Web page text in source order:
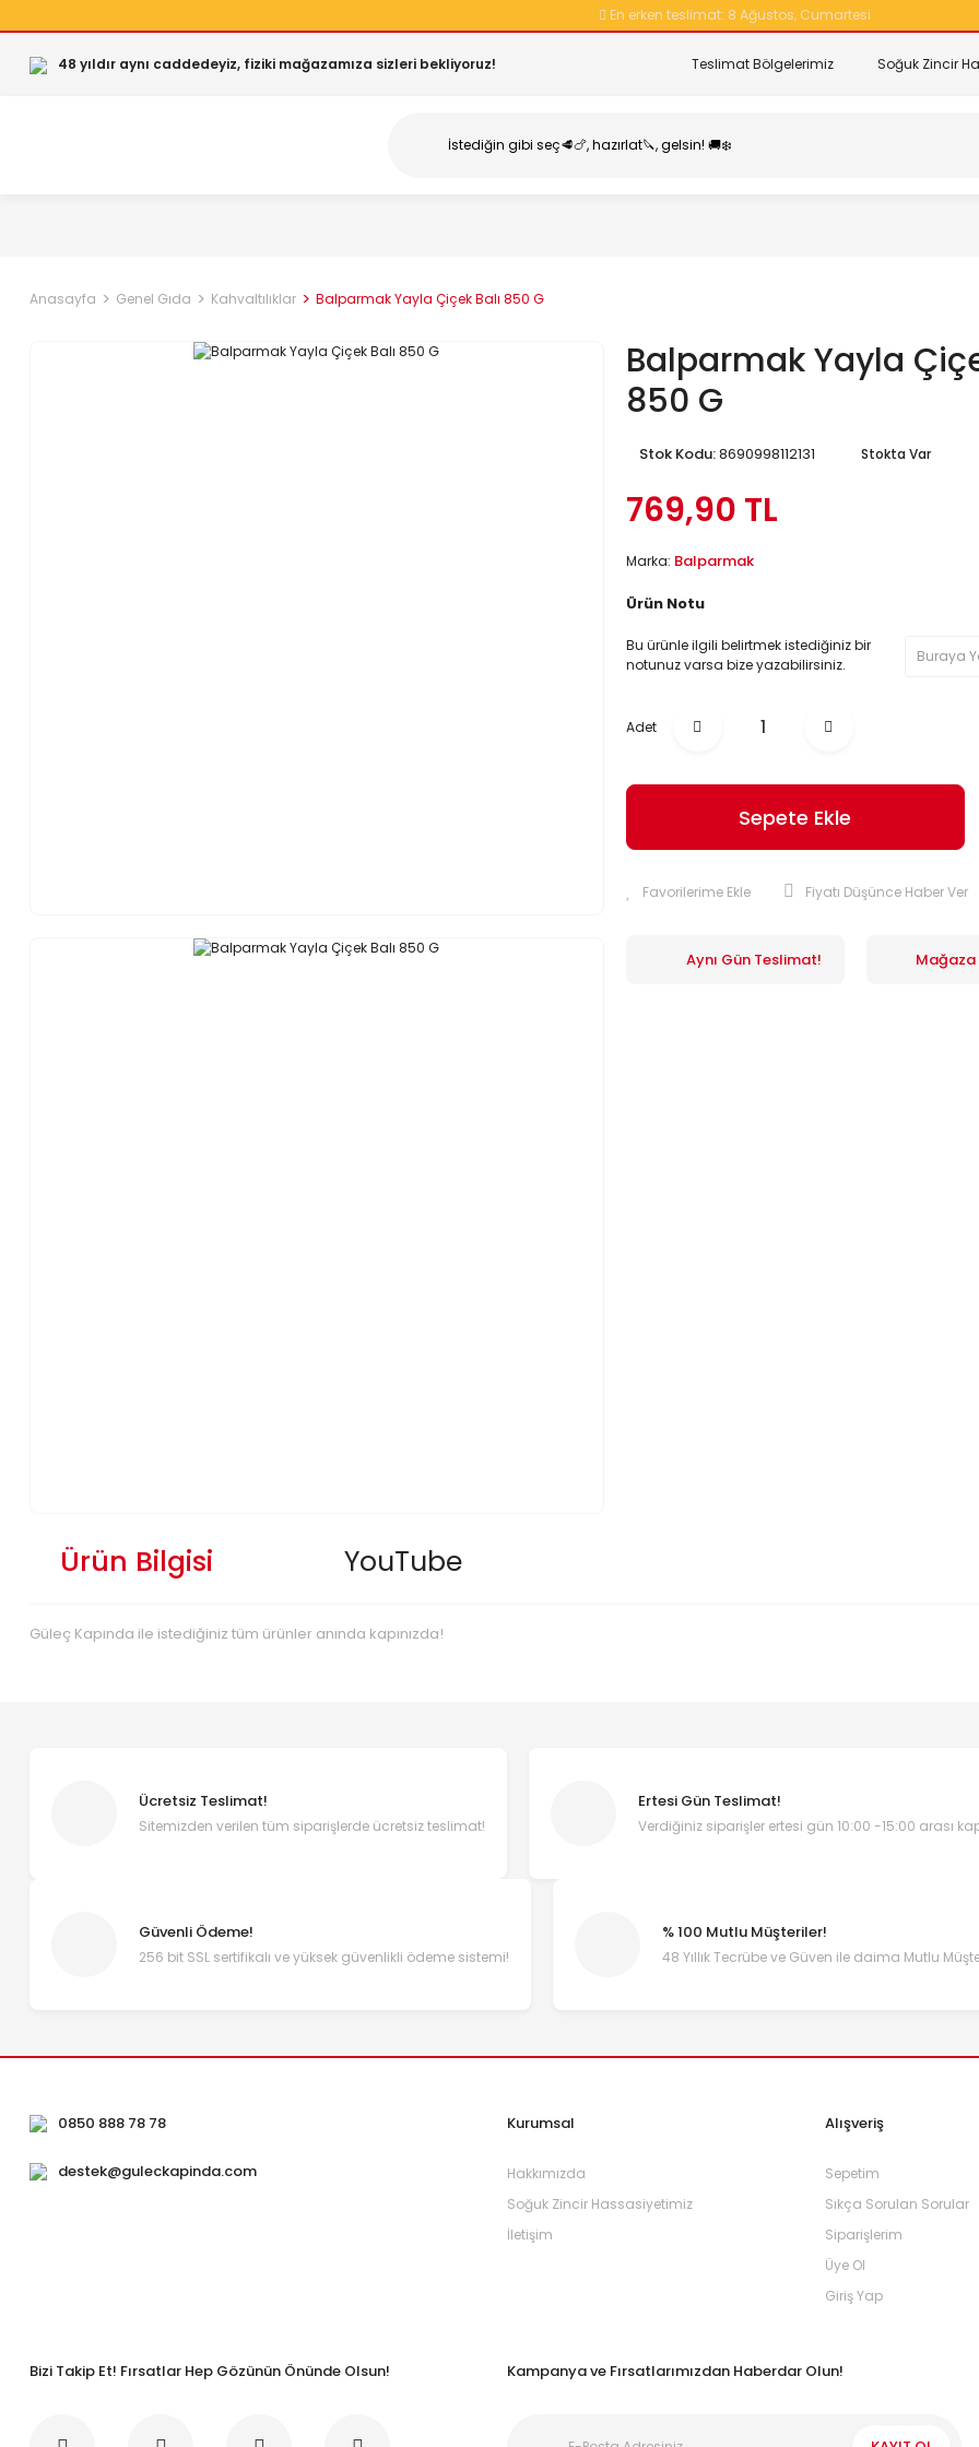
En erken teslimat: 8 Ağustos, Cumartesi
48 yıldır aynı caddedeyiz, fiziki mağazamıza sizleri bekliyoruz! Teslimat Bölgelerimiz Soğuk Zincir
Anasayfa Genel Gıda Kahvaltılıklar Balparmak Yayla Çiçek Balı 850 G
Balparmak Yayla
850 G
Stok Kodu:8690998112131 Stokta Var
769,90 TL
Marka: Balparmak
Ürün Notu
Bu ürünle ilgili belirtmek istediğiniz bir
notunuz varsa bize yazabilirsiniz.
Adet
Sepete Ekle
Fiyatı Düşünce Haber Ver
Aynı Gün Teslimat! Mağaza
Ürün Bilgisi YouTube
Güleç Kapında ile istediğiniz tüm ürünler anında kapınızda!
Ücretsiz Teslimat!
Sitemizden verilen tüm siparişlerde ücretsiz teslimat!
Ertesi Gün Teslimat!
Verdiğiniz siparişler ertesi gün 10:00 -15:00 arası
Güvenli Ödeme!
256 bit SSL sertifikalı ve yüksek güvenlikli ödeme sistemi!
% 100 Mutlu Müşteriler!
48 Yıllık Tecrübe ve Güven ile daima Mutlu
0850 888 78 78
destek@guleckapinda.com
Kurumsal
Hakkımızda
Soğuk Zincir Hassasiyetimiz
İletişim
Alışveriş
Sepetim
Sıkça Sorulan Sorular
Siparişlerim
Üye Ol
Giriş Yap
Bizi Takip Et! Fırsatlar Hep Gözünün Önünde Olsun! Kampanya ve Fırsatlarımızdan Haberdar Olun!